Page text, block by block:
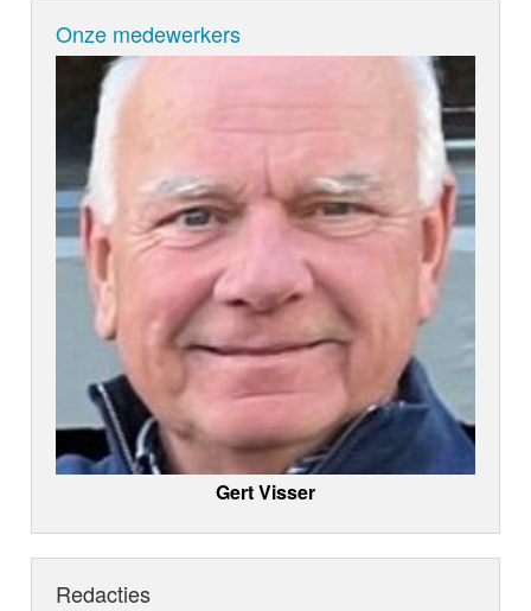
Onze medewerkers
Gert Visser
Redacties